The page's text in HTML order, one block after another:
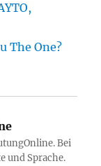
The One?
Bei
und Sprache.